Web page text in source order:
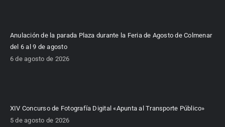
Anulación de la parada Plaza durante la Feria de Agosto de Colmenar
del 6 al 9 de agosto
6 de agosto de 2026
XIV Concurso de Fotografía Digital «Apunta al Transporte Público»
5 de agosto de 2026